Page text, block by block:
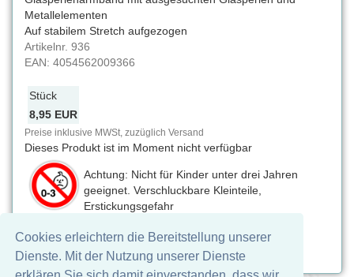
Cookies erleichtern die Bereitstellung unserer
Dienste. Mit der Nutzung unserer Dienste
Metallelementen
Auf stabilem Stretch aufgezogen
Artikelnr. 936
EAN: 4054562009366
Stück
8,95 EUR
Preise inklusive MWSt, zuzüglich Versand
Dieses Produkt ist im Moment nicht verfügbar
Achtung: Nicht für Kinder unter drei Jahren
geeignet. Verschluckbare Kleinteile,
Erstickungsgefahr
Auf Facebook teilen